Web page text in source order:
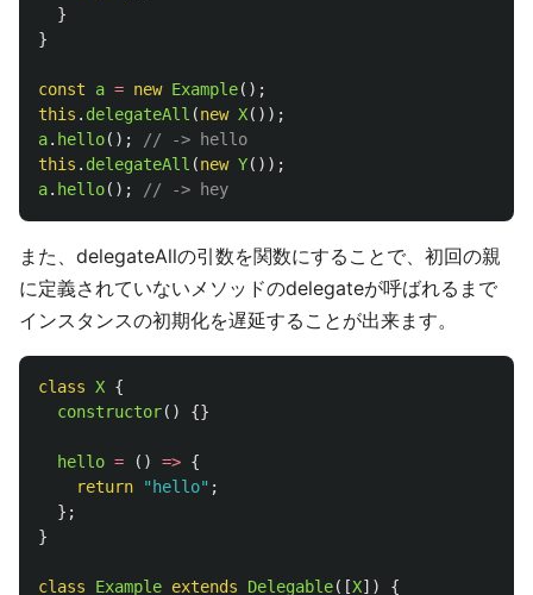
}
}
const a = new Example();
this . delegateAll (new X());
a. hello();
// -> hello
this . delegateAll (new Y());
a. hello(); // -> hey
また、delegateAllの引数を関数にすることで、初回の親
に定義されていないメソッドのdelegateが呼ばれるまで
インスタンスの初期化を遅延することが出来ます。
class X {
constructor() {}
hello = () => {
return
" hello" ;
};
}
class Example extends Delegable([X])
{